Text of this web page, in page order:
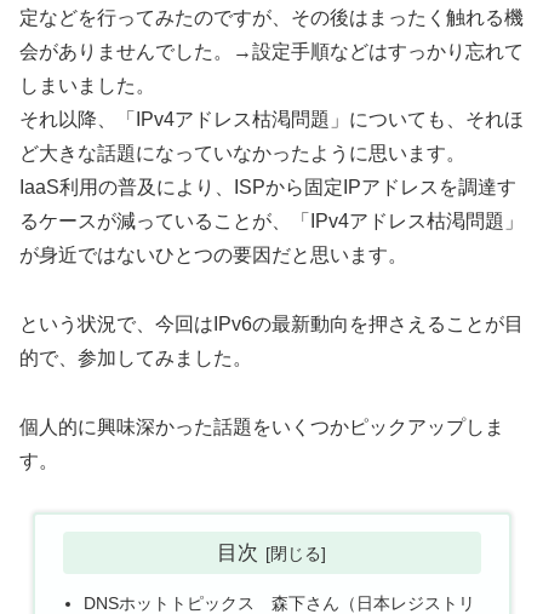
定などを行ってみたのですが、その後はまったく触れる機
会がありませんでした。→設定手順などはすっかり忘れて
しまいました。
それ以降、「IPv4アドレス枯渇問題」についても、それほ
ど大きな話題になっていなかったように思います。
IaaS利用の普及により、ISPから固定IPアドレスを調達す
るケースが減っていることが、「IPv4アドレス枯渇問題」
が身近ではないひとつの要因だと思います。
という状況で、今回はIPv6の最新動向を押さえることが目
的で、参加してみました。
個人的に興味深かった話題をいくつかピックアップしま
す。
目次
DNSホットトピックス 森下さん（日本レジストリ